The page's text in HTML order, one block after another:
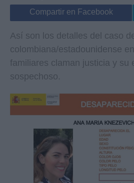
Compartir en Facebook
Así son los detalles del caso
colombiana/estadounidense
familiares claman justicia y su
sospechoso.